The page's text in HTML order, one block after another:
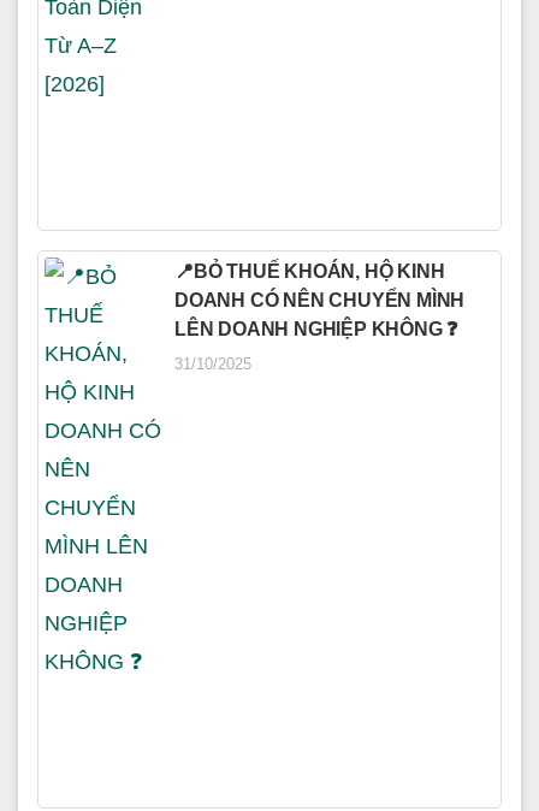
📍BỎ THUẾ KHOÁN, HỘ KINH
DOANH CÓ NÊN CHUYỂN MÌNH
LÊN DOANH NGHIỆP KHÔNG ❓
31/10/2025